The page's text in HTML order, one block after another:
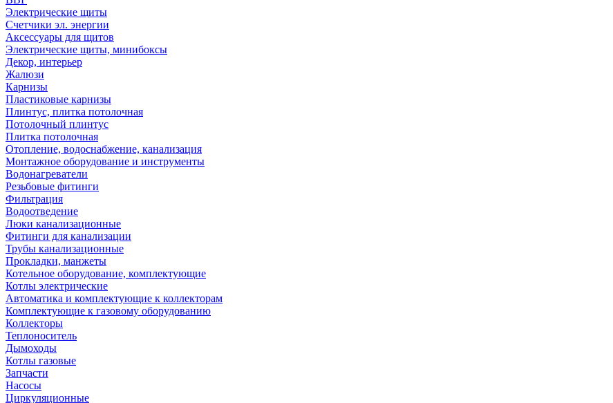
Электрические щиты
Счетчики эл. энергии
Аксессуары для щитов
Электрические щиты, минибоксы
Декор, интерьер
Жалюзи
Карнизы
Пластиковые карнизы
Плинтус, плитка потолочная
Потолочный плинтус
Плитка потолочная
Отопление, водоснабжение, канализация
Монтажное оборудование и инструменты
Водонагреватели
Резьбовые фитинги
Фильтрация
Водоотведение
Люки канализационные
Фитинги для канализации
Трубы канализационные
Прокладки, манжеты
Котельное оборудование, комплектующие
Котлы электрические
Автоматика и комплектующие к коллекторам
Комплектующие к газовому оборудованию
Коллекторы
Теплоноситель
Дымоходы
Котлы газовые
Запчасти
Насосы
Циркуляционные